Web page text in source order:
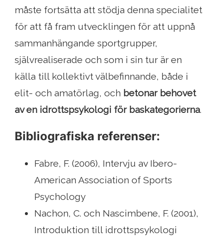
måste fortsätta att stödja denna specialitet
för att få fram utvecklingen för att uppnå
sammanhängande sportgrupper,
självrealiserade och som i sin tur är en
källa till kollektivt välbefinnande, både i
elit- och amatörlag, och betonar behovet
av en idrottspsykologi för baskategorierna.
Bibliografiska referenser:
Fabre, F. (2006), Intervju av Ibero-
American Association of Sports
Psychology
Nachon, C. och Nascimbene, F. (2001),
Introduktion till idrottspsykologi